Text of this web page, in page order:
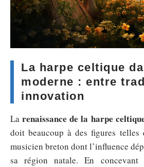
La harpe celtique
moderne : entre
innovation
Larenaissance de la harpe
doit beaucoup à des figures telles
musicien breton dont l’influence
sa région natale. En concevant